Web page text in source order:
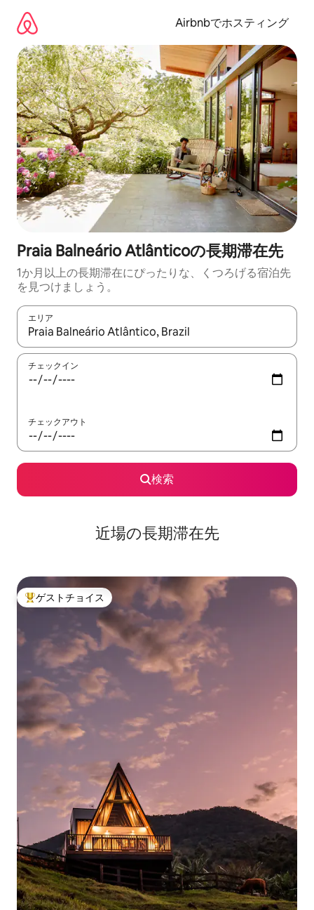
Airbnbでホスティング
Praia Balneário Atlânticoの長期滞在先
1か月以上の長期滞在にぴったりな、くつろげる宿泊先
を見つけましょう。
エリア
検索結果が表示されたら、上下の矢印キーを使って移動するか
チェックイン
チェックアウト
検索
近場の長期滞在先
大好評のゲストチョイスです。
ゲストチョイス